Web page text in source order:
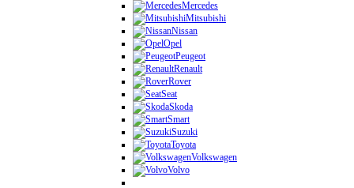
Mercedes
Mitsubishi
Nissan
Opel
Peugeot
Renault
Rover
Seat
Skoda
Smart
Suzuki
Toyota
Volkswagen
Volvo